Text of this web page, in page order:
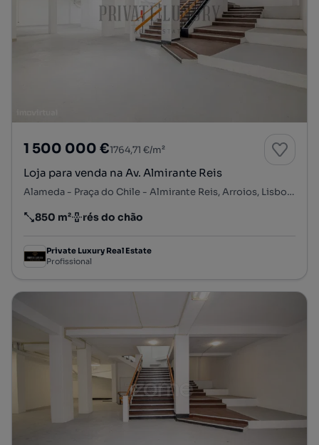
1 500 000 €1764,71 €/m²
Loja para venda na Av. Almirante Reis
Alameda - Praça do Chile - Almirante Reis, Arroios, Lisboa, Lisboa
Preço por metro quadrado
850 m²
Andar rés do chão
Private Luxury Real Estate
Profissional